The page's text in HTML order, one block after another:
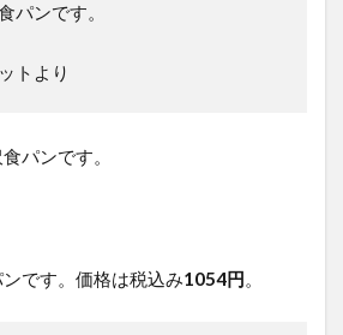
パンです。
トより
パンです。
です。価格は税込み1054円。